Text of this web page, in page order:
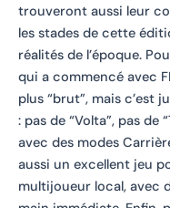
trouveront aussi leur
les stades de cette
réalités de l’époque.
qui a commencé avec
plus “brut”, mais c’est
: pas de “Volta”, pas
avec des modes
aussi un excellent jeu
multijoueur local, avec